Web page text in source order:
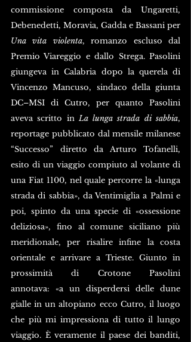
commissione composta da Ungaretti,
Una vita violenta, romanzo escluso dal
Premio Viareggio e dallo Strega. Pasolini
giungeva in Calabria dopo la querela di
Vincenzo Mancuso, sindaco della giunta
DC–MSI di Cutro, per quanto Pasolini
aveva scritto in La lunga strada di sabbia,
reportage pubblicato dal mensile milanese
“Successo” diretto da Arturo Tofanelli,
esito di un viaggio compiuto al volante di
una Fiat 1100, nel quale percorre la «lunga
strada di sabbia», da Ventimiglia a Palmi e
poi, spinto da una specie di «ossessione
deliziosa», fino al comune siciliano più
meridionale, per risalire infine la costa
orientale e arrivare a Trieste. Giunto in
prossimità di Crotone Pasolini
annotava: «a un disperdersi delle dune
gialle in un altopiano ecco Cutro, il luogo
che più mi impressiona di tutto il lungo
viaggio. È veramente il paese dei banditi,